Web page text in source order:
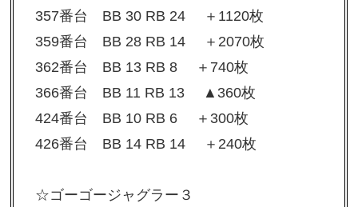
357番台 BB 30 RB 24 ＋1120枚
359番台 BB 28 RB 14 ＋2070枚
362番台 BB 13 RB 8 ＋740枚
366番台 BB 11 RB 13 ▲360枚
424番台 BB 10 RB 6 ＋300枚
426番台 BB 14 RB 14 ＋240枚
☆ゴーゴージャグラー３